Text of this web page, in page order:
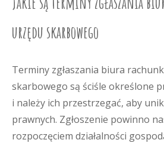
urzędu skarbowego
Terminy zgłaszania biura
skarbowego są ściśle określone
i należy ich przestrzegać, aby
prawnych. Zgłoszenie powinno
rozpoczęciem działalności